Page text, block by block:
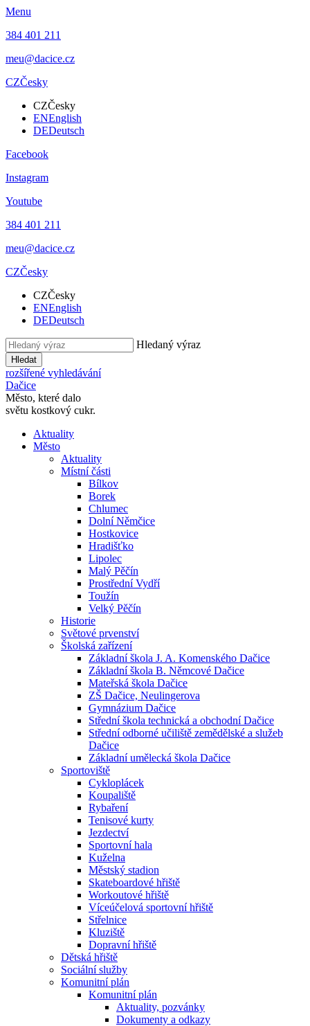
Menu
384 401 211
meu@dacice.cz
CZČesky
CZČesky
ENEnglish
DEDeutsch
Facebook
Instagram
Youtube
384 401 211
meu@dacice.cz
CZČesky
CZČesky
ENEnglish
DEDeutsch
Hledaný výraz
Hledat
rozšířené vyhledávání
Dačice
Město, které dalo
světu kostkový cukr.
Aktuality
Město
Aktuality
Místní části
Bílkov
Borek
Chlumec
Dolní Němčice
Hostkovice
Hradišťko
Lipolec
Malý Pěčín
Prostřední Vydří
Toužín
Velký Pěčín
Historie
Světové prvenství
Školská zařízení
Základní škola J. A. Komenského Dačice
Základní škola B. Němcové Dačice
Mateřská škola Dačice
ZŠ Dačice, Neulingerova
Gymnázium Dačice
Střední škola technická a obchodní Dačice
Střední odborné učiliště zemědělské a služeb
Dačice
Základní umělecká škola Dačice
Sportoviště
Cykloplácek
Koupaliště
Rybaření
Tenisové kurty
Jezdectví
Sportovní hala
Kuželna
Městský stadion
Skateboardové hřiště
Workoutové hřiště
Víceúčelová sportovní hřiště
Střelnice
Kluziště
Dopravní hřiště
Dětská hřiště
Sociální služby
Komunitní plán
Komunitní plán
Aktuality, pozvánky
Dokumenty a odkazy